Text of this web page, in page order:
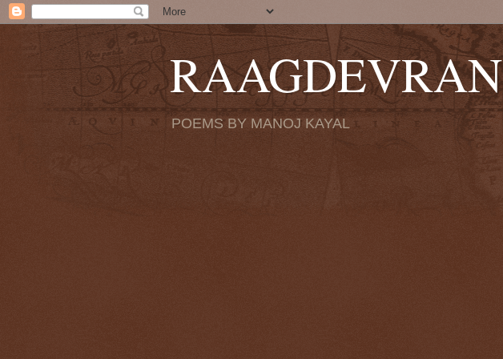
RAAGDEVRAN
POEMS BY MANOJ KAYAL